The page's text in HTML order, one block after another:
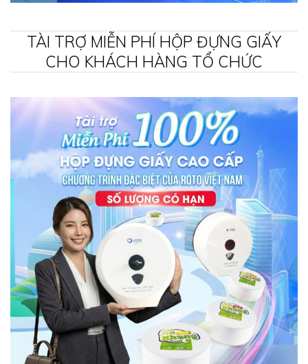
TÀI TRỢ MIỄN PHÍ HỘP ĐỰNG GIẤY
CHO KHÁCH HÀNG TỔ CHỨC